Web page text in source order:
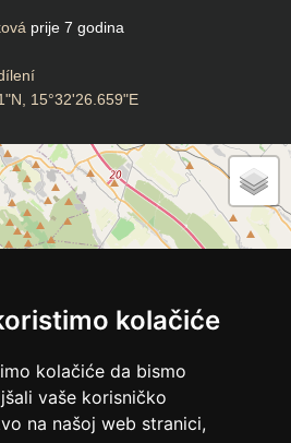
kolačiće
kolačiće da bismo
vaše korisničko
na našoj web stranici,
prije 7 godina
15°32'26.659"E